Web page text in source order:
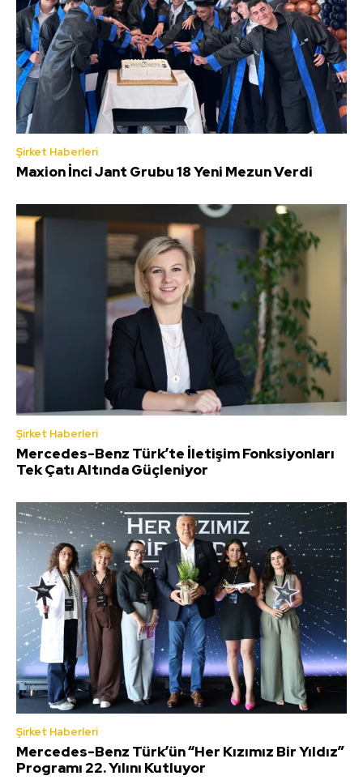
Şirket Haberleri
Maxion İnci Jant Grubu 18 Yeni Mezun Verdi
Şirket Haberleri
Mercedes-Benz Türk’te İletişim Fonksiyonları
Tek Çatı Altında Güçleniyor
Şirket Haberleri
Mercedes-Benz Türk’ün “Her Kızımız Bir Yıldız”
Programı 22. Yılını Kutluyor